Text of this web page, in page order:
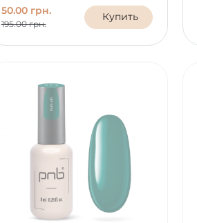
50.00 грн.
195.00 грн.
Купить